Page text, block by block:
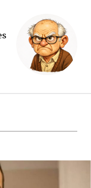
que a
a